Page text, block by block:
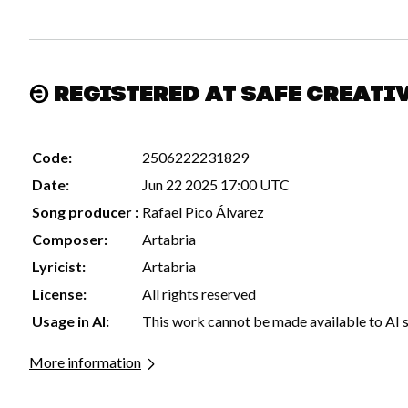
Registered at Safe
Code:
2506222231829
Date:
Jun 22 2025 17:00 UTC
Song producer : Rafael Pico Álvarez
Composer:
Artabria
Lyricist:
Artabria
License:
All rights reserved
Usage in AI:
This work cannot be made available to AI
More information